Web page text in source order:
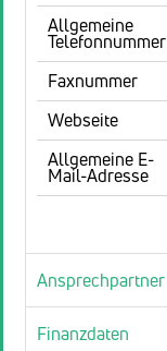
Allgemeine
Telefonnummer
Faxnummer
Webseite
Allgemeine E-
Mail-Adresse
Ansprechpartner
Finanzdaten